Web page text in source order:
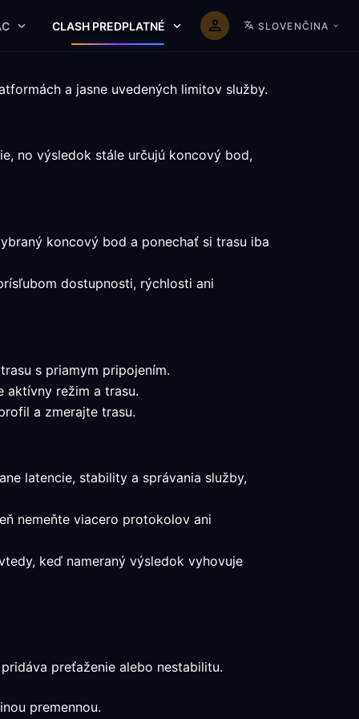
CLASH PREDPLATNÉ SLOVENČINA
a jasne uvedených limitov služby.
no výsledok stále určujú koncový bod,
koncový bod a ponechať si trasu iba
dostupnosti, rýchlosti ani
s priamym pripojením.
aktívny režim a trasu.
a zmerajte trasu.
latencie, stability a správania služby,
nemeňte viacero protokolov ani
keď nameraný výsledok vyhovuje
preťaženie alebo nestabilitu.
premennou.